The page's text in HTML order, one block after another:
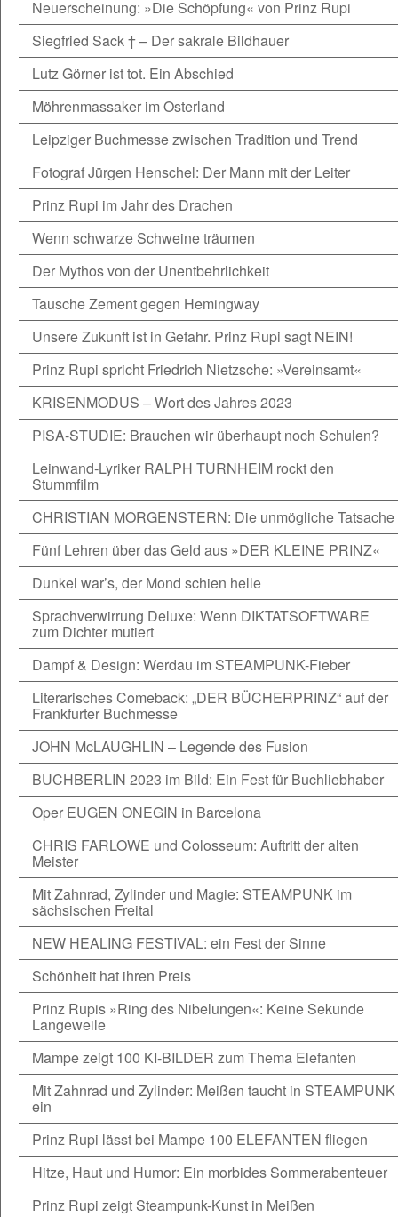
Neuerscheinung: »Die Schöpfung« von Prinz Rupi
Siegfried Sack † – Der sakrale Bildhauer
Lutz Görner ist tot. Ein Abschied
Möhrenmassaker im Osterland
Leipziger Buchmesse zwischen Tradition und Trend
Fotograf Jürgen Henschel: Der Mann mit der Leiter
Prinz Rupi im Jahr des Drachen
Wenn schwarze Schweine träumen
Der Mythos von der Unentbehrlichkeit
Tausche Zement gegen Hemingway
Unsere Zukunft ist in Gefahr. Prinz Rupi sagt NEIN!
Prinz Rupi spricht Friedrich Nietzsche: »Vereinsamt«
KRISENMODUS – Wort des Jahres 2023
PISA-STUDIE: Brauchen wir überhaupt noch Schulen?
Leinwand-Lyriker RALPH TURNHEIM rockt den
Stummfilm
CHRISTIAN MORGENSTERN: Die unmögliche Tatsache
Fünf Lehren über das Geld aus »DER KLEINE PRINZ«
Dunkel war’s, der Mond schien helle
Sprachverwirrung Deluxe: Wenn DIKTATSOFTWARE
zum Dichter mutiert
Dampf & Design: Werdau im STEAMPUNK-Fieber
Literarisches Comeback: „DER BÜCHERPRINZ“ auf der
Frankfurter Buchmesse
JOHN McLAUGHLIN – Legende des Fusion
BUCHBERLIN 2023 im Bild: Ein Fest für Buchliebhaber
Oper EUGEN ONEGIN in Barcelona
CHRIS FARLOWE und Colosseum: Auftritt der alten
Meister
Mit Zahnrad, Zylinder und Magie: STEAMPUNK im
sächsischen Freital
NEW HEALING FESTIVAL: ein Fest der Sinne
Schönheit hat ihren Preis
Prinz Rupis »Ring des Nibelungen«: Keine Sekunde
Langeweile
Mampe zeigt 100 KI-BILDER zum Thema Elefanten
Mit Zahnrad und Zylinder: Meißen taucht in STEAMPUNK
ein
Prinz Rupi lässt bei Mampe 100 ELEFANTEN fliegen
Hitze, Haut und Humor: Ein morbides Sommerabenteuer
Prinz Rupi zeigt Steampunk-Kunst in Meißen